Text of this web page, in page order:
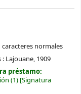
caracteres normales
: Lajouane, 1909
préstamo:
(1) Signatura